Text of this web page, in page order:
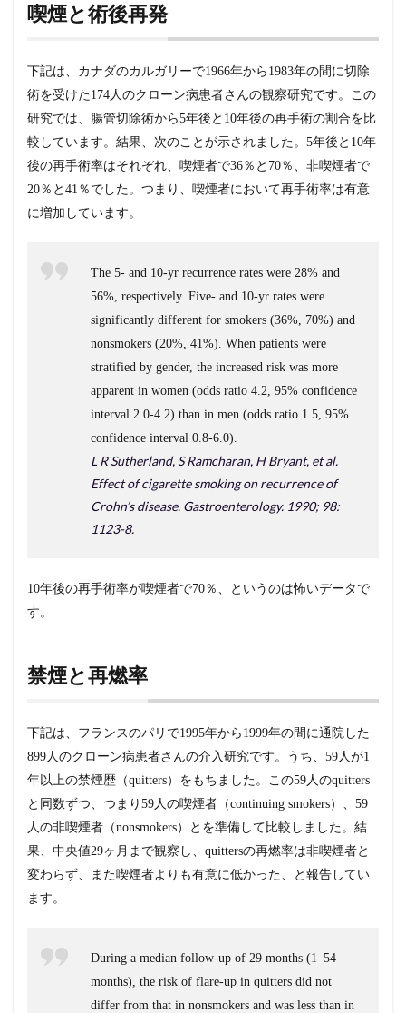
喫煙と術後再発
下記は、カナダのカルガリーで1966年から1983年の間に切除
術を受けた174人のクローン病患者さんの観察研究です。この
研究では、腸管切除術から5年後と10年後の再手術の割合を比
較しています。結果、次のことが示されました。5年後と10年
後の再手術率はそれぞれ、喫煙者で36％と70％、非喫煙者で
20％と41％でした。つまり、喫煙者において再手術率は有意
に増加しています。
The 5- and 10-yr recurrence rates were 28% and
56%, respectively. Five- and 10-yr rates were
significantly different for smokers (36%, 70%) and
nonsmokers (20%, 41%). When patients were
stratified by gender, the increased risk was more
apparent in women (odds ratio 4.2, 95% confidence
interval 2.0-4.2) than in men (odds ratio 1.5, 95%
confidence interval 0.8-6.0).
L R Sutherland, S Ramcharan, H Bryant, et al.
Effect of cigarette smoking on recurrence of
Crohn’s disease. Gastroenterology. 1990; 98:
1123-8.
10年後の再手術率が喫煙者で70％、というのは怖いデータで
す。
禁煙と再燃率
下記は、フランスのパリで1995年から1999年の間に通院した
899人のクローン病患者さんの介入研究です。うち、59人が1
年以上の禁煙歴（quitters）をもちました。この59人のquitters
と同数ずつ、つまり59人の喫煙者（continuing smokers）、59
人の非喫煙者（nonsmokers）とを準備して比較しました。結
果、中央値29ヶ月まで観察し、quittersの再燃率は非喫煙者と
変わらず、また喫煙者よりも有意に低かった、と報告してい
ます。
During a median follow-up of 29 months (1–54
months), the risk of flare-up in quitters did not
differ from that in nonsmokers and was less than in